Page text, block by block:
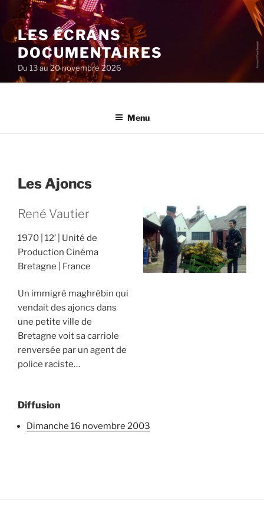
au
contenu
principal
LES ÉCRANS
DOCUMENTAIRES
Du 13 au 20 novembre 2026
Menu
Les Ajoncs
René Vautier
1970 12’
Unité de
Production Cinéma
Bretagne
France
Un immigré maghrébin qui
vendait des ajoncs dans
une petite ville de
Bretagne voit sa carriole
renversée par un agent de
police raciste…
Diffusion
dimanche 16 novembre 2003